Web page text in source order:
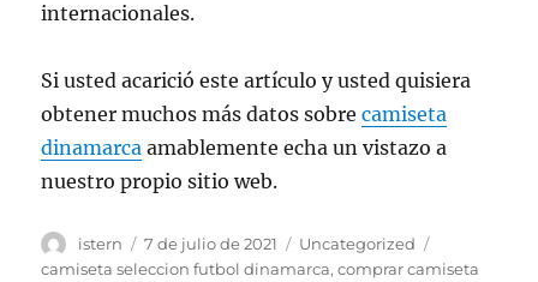
internacionales.
Si usted acarició este artículo y usted quisiera
obtener muchos más datos sobrecamiseta
dinamarca amablemente echa un vistazo a
nuestro propio sitio web.
Autor
istern
Publicado
el
7 de julio de 2021 Categorías
Uncategorized
camiseta seleccion futbol dinamarca,comprar camiseta